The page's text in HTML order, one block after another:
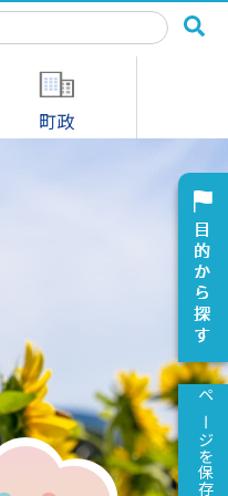
町政
ページを保存